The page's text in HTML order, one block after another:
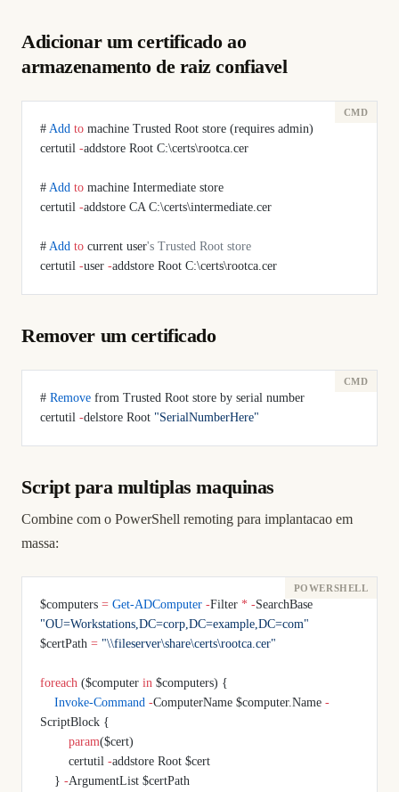
Adicionar um certificado ao
armazenamento de raiz confiavel
# Add to machine Trusted Root store (requires admin)
certutil -addstore Root C:\certs\rootca.cer
# Add to machine Intermediate store
certutil -addstore CA C:\certs\intermediate.cer
# Add to current user's Trusted Root store
certutil -user -addstore Root C:\certs\rootca.cer
Remover um certificado
# Remove from Trusted Root store by serial number
certutil -delstore Root "SerialNumberHere"
Script para multiplas maquinas
Combine com o PowerShell remoting para implantacao em
massa:
$computers = Get-ADComputer -Filter * -
"OU=Workstations,DC=corp,DC=example,DC=com"
$certPath = "\\fileserver\share\certs\rootca.cer"
foreach ($computer in $computers) {
    Invoke-Command
-ComputerName $computer.Name -
ScriptBlock {
        param
($cert)
        certutil
-addstore Root $cert
    }
-ArgumentList $certPath